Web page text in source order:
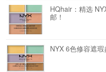
HQhair：精选
邮！
NYX 6色修容遮